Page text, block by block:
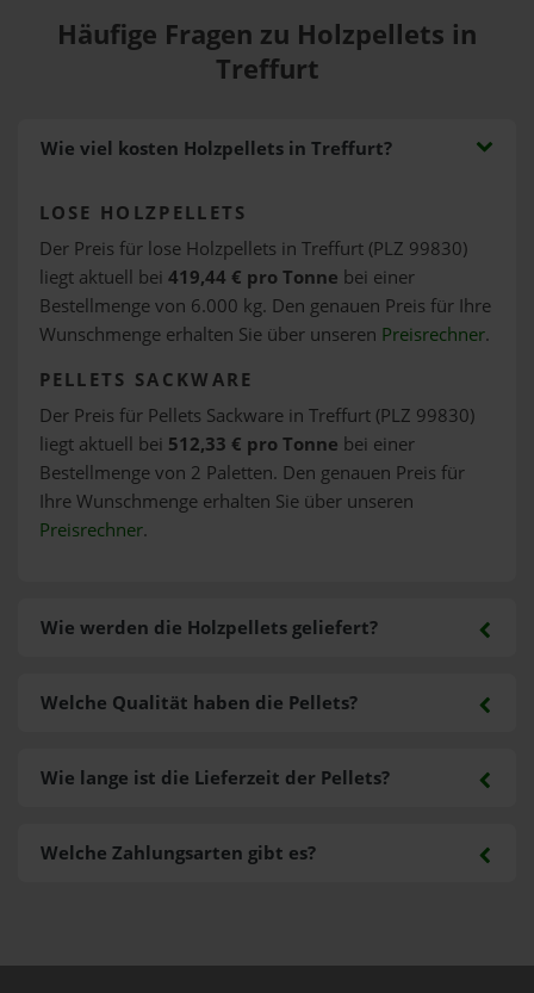
Häufige Fragen zu Holzpellets in
Treffurt
Wie viel kosten Holzpellets in Treffurt?
LOSE HOLZPELLETS
Der Preis für lose Holzpellets in Treffurt (PLZ 99830)
liegt aktuell bei 419,44 € pro Tonne bei einer
Bestellmenge von 6.000 kg. Den genauen Preis für Ihre
Wunschmenge erhalten Sie über unseren Preisrechner.
PELLETS SACKWARE
Der Preis für Pellets Sackware in Treffurt (PLZ 99830)
liegt aktuell bei 512,33 € pro Tonne bei einer
Bestellmenge von 2 Paletten. Den genauen Preis für
Ihre Wunschmenge erhalten Sie über unseren
Preisrechner.
Wie werden die Holzpellets geliefert?
Welche Zahlungsarten gibt es?
Welche Qualität haben die Pellets?
Wie lange ist die Lieferzeit der Pellets?